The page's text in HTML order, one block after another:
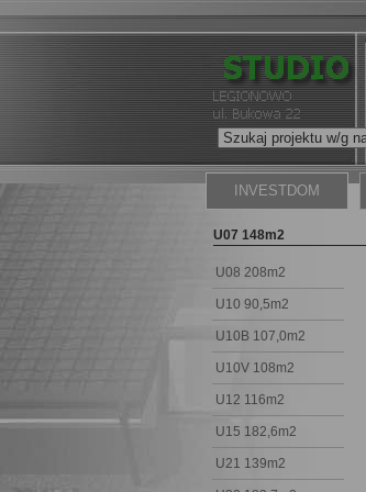
INVESTDOM
U07 148m2
U08 208m2
U10 90,5m2
U10B 107,0m2
U10V 108m2
U12 116m2
U15 182,6m2
U21 139m2